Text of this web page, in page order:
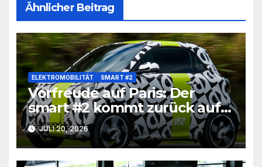
Ähnlicher Beitrag
ELEKTROMOBILITÄT SMART #2
Vorfreude auf Paris: Der
smart #2 kommt zurück auf
die Straße
JULI 20, 2026